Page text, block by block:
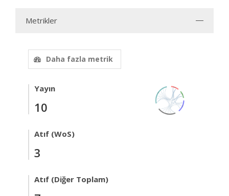
Metrikler
Daha fazla metrik
Yayın
10
Atıf (WoS)
3
Atıf (Diğer Toplam)